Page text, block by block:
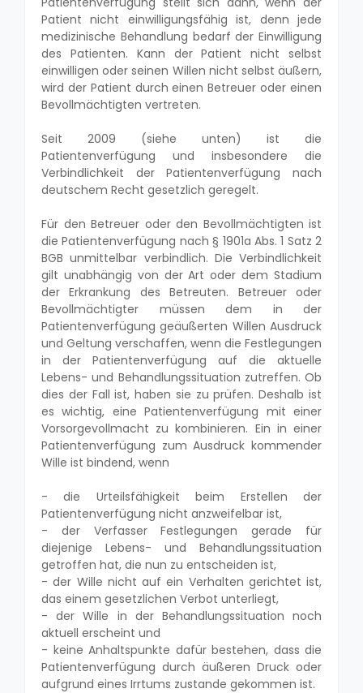
Patient nicht einwilligungsfähig ist, denn jede
medizinische Behandlung bedarf der Einwilligung
des Patienten. Kann der Patient nicht selbst
einwilligen oder seinen Willen nicht selbst äußern,
wird der Patient durch einen Betreuer oder einen
Bevollmächtigten vertreten.
Seit 2009 (siehe unten) ist die
Patientenverfügung und insbesondere die
Verbindlichkeit der Patientenverfügung nach
deutschem Recht gesetzlich geregelt.
Für den Betreuer oder den Bevollmächtigten ist
die Patientenverfügung nach § 1901a Abs. 1 Satz 2
BGB unmittelbar verbindlich. Die Verbindlichkeit
gilt unabhängig von der Art oder dem Stadium
der Erkrankung des Betreuten. Betreuer oder
Bevollmächtigter müssen dem in der
Patientenverfügung geäußerten Willen Ausdruck
und Geltung verschaffen, wenn die Festlegungen
in der Patientenverfügung auf die aktuelle
Lebens- und Behandlungssituation zutreffen. Ob
dies der Fall ist, haben sie zu prüfen. Deshalb ist
es wichtig, eine Patientenverfügung mit einer
Vorsorgevollmacht zu kombinieren. Ein in einer
Patientenverfügung zum Ausdruck kommender
Wille ist bindend, wenn
- die Urteilsfähigkeit beim Erstellen der
Patientenverfügung nicht anzweifelbar ist,
- der Verfasser Festlegungen gerade für
diejenige Lebens- und Behandlungssituation
getroffen hat, die nun zu entscheiden ist,
- der Wille nicht auf ein Verhalten gerichtet ist,
das einem gesetzlichen Verbot unterliegt,
- der Wille in der Behandlungssituation noch
aktuell erscheint und
- keine Anhaltspunkte dafür bestehen, dass die
Patientenverfügung durch äußeren Druck oder
aufgrund eines Irrtums zustande gekommen ist.